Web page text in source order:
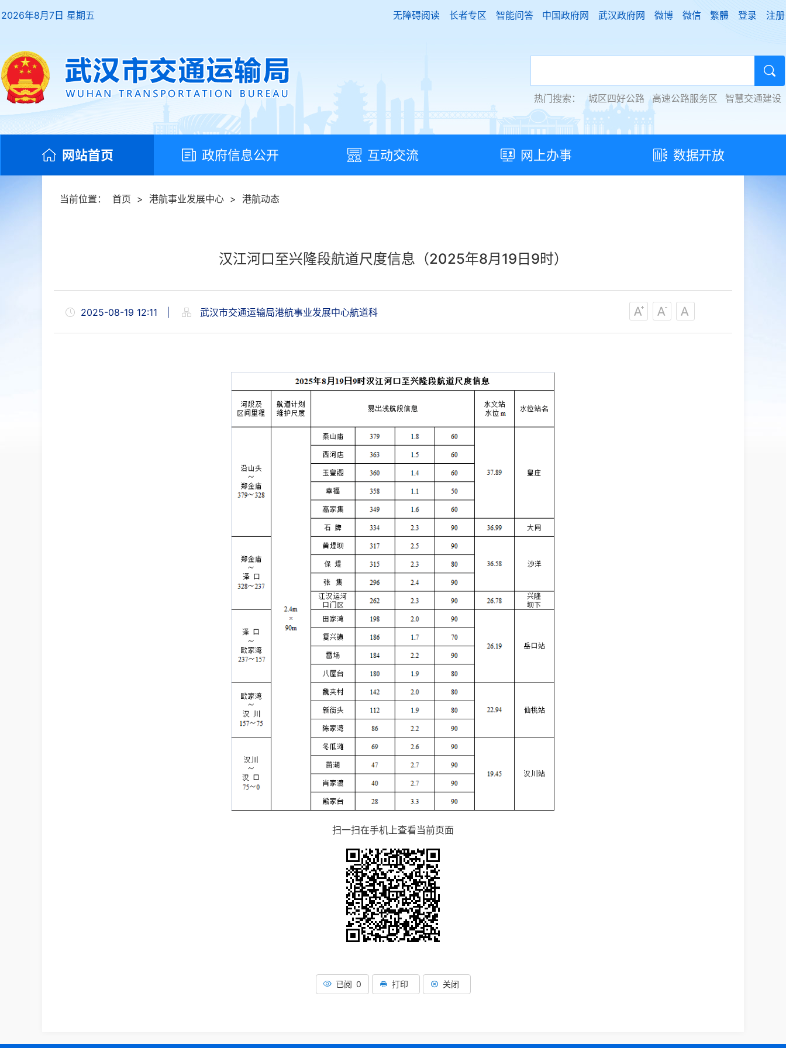
2026年8月7日 星期五 无障碍阅读 长者专区 智能问答 中国政府网 武汉政府网 微博 微信 繁體 登录 注册
热门搜索： 城区四好公路 高速公路服务区 智慧交通建设
网站首页 政府信息公开 互动交流 网上办事 数据开放
当前位置： 首页 > 港航事业发展中心 > 港航动态
汉江河口至兴隆段航道尺度信息（2025年8月19日9时）
2025-08-19 12:11 武汉市交通运输局港航事业发展中心航道科
扫一扫在手机上查看当前页面
已阅 0 打印 关闭